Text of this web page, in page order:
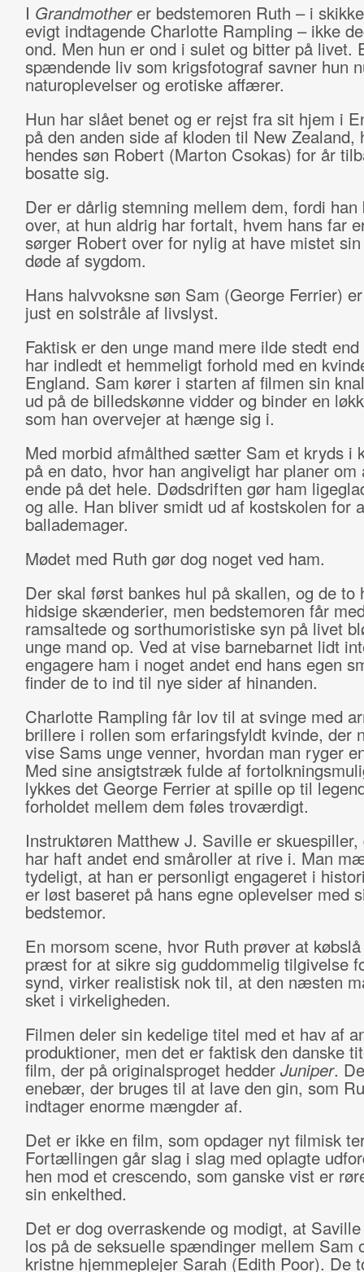
I Grandmotherer bedstemoren Ruth – i
evigt indtagende Charlotte Rampling – ikke
ond. Men hun er ond i sulet og bitter på livet.
spændende liv som krigsfotograf savner hun
naturoplevelser og erotiske affærer.
Hun har slået benet og er rejst fra sit hjem i
på den anden side af kloden til New Zealand,
hendes søn Robert (Marton Csokas) for år
bosatte sig.
Der er dårlig stemning mellem dem, fordi
over, at hun aldrig har fortalt, hvem hans far
sørger Robert over for nylig at have mistet
døde af sygdom.
Hans halvvoksne søn Sam (George Ferrier)
just en solstråle af livslyst.
Faktisk er den unge mand mere ilde stedt
har indledt et hemmeligt forhold med en
England. Sam kører i starten af filmen sin
ud på de billedskønne vidder og binder en
som han overvejer at hænge sig i.
Med morbid afmålthed sætter Sam et kryds i
på en dato, hvor han angiveligt har planer om
ende på det hele. Dødsdriften gør ham
og alle. Han bliver smidt ud af kostskolen for
ballademager.
Mødet med Ruth gør dog noget ved ham.
Der skal først bankes hul på skallen, og de to
hidsige skænderier, men bedstemoren får
ramsaltede og sorthumoristiske syn på livet
unge mand op. Ved at vise barnebarnet lidt
engagere ham i noget andet end hans egen
finder de to ind til nye sider af hinanden.
Charlotte Rampling får lov til at svinge med
brillere i rollen som erfaringsfyldt kvinde, der
vise Sams unge venner, hvordan man ryger
Med sine ansigtstræk fulde af
lykkes det George Ferrier at spille op til
forholdet mellem dem føles troværdigt.
Instruktøren Matthew J. Saville er skuespiller,
har haft andet end småroller at rive i. Man
tydeligt, at han er personligt engageret i
er løst baseret på hans egne oplevelser med
bedstemor.
En morsom scene, hvor Ruth prøver at
præst for at sikre sig guddommelig tilgivelse
synd, virker realistisk nok til, at den næsten
sket i virkeligheden.
Filmen deler sin kedelige titel med et hav af
produktioner, men det er faktisk den danske
film, der på originalsproget hedder Juniper.
enebær, der bruges til at lave den gin, som
indtager enorme mængder af.
Det er ikke en film, som opdager nyt filmisk
Fortællingen går slag i slag med oplagte
hen mod et crescendo, som ganske vist er
sin enkelthed.
Det er dog overraskende og modigt, at
los på de seksuelle spændinger mellem Sam
kristne hjemmeplejer Sarah (Edith Poor). De